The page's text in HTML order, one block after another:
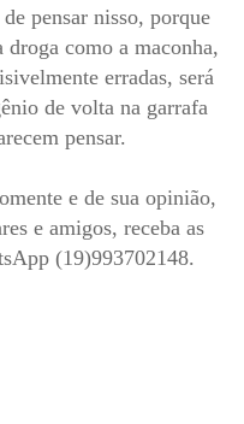
pensar nisso, porque
como a maconha,
erradas, será
de volta na garrafa
pensar.
e de sua opinião,
e amigos, receba as
(19)993702148.